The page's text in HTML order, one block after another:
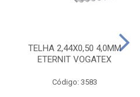
TELHA 2,44X0,50 4,0MM
ETERNIT VOGATEX
Código: 3583